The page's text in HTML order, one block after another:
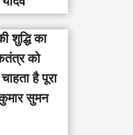
शुद्धि का
को
है पूरा
सुमन